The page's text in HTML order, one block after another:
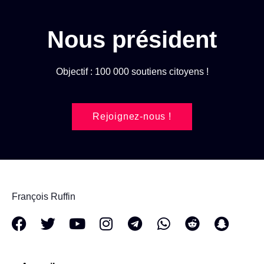
Nous président
Objectif : 100 000 soutiens citoyens !
Rejoignez-nous !
François Ruffin